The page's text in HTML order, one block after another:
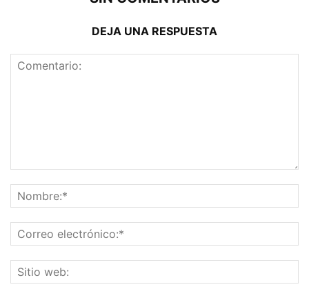
DEJA UNA RESPUESTA